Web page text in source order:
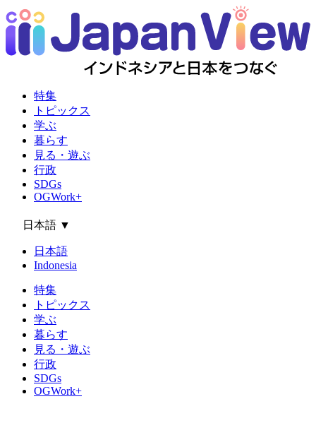
特集
トピックス
学ぶ
暮らす
見る・遊ぶ
行政
SDGs
OGWork+
日本語 ▼
日本語
Indonesia
特集
トピックス
学ぶ
暮らす
見る・遊ぶ
行政
SDGs
OGWork+